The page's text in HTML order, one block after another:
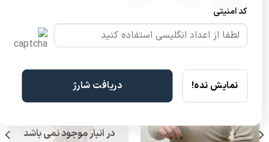
در انبار موجود نمی باشد
کد امنیتی
نمایش نده! دریافت شارژ